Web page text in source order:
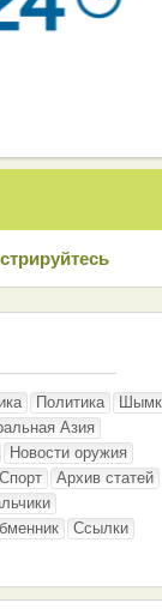
Политика
Азия
Новости оружия
Спорт
Архив статей
Ссылки